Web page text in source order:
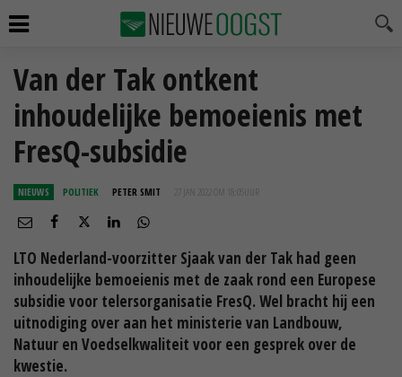
Van der Tak ontkent
inhoudelijke bemoeienis met
FresQ-subsidie
NIEUWS POLITIEK PETER SMIT 27 JAN 2022 OM 18:05
LTO Nederland-voorzitter Sjaak van der Tak had geen
inhoudelijke bemoeienis met de zaak rond een Europese
subsidie voor telersorganisatie FresQ. Wel bracht hij een
uitnodiging over aan het ministerie van Landbouw,
Natuur en Voedselkwaliteit voor een gesprek over de
kwestie.